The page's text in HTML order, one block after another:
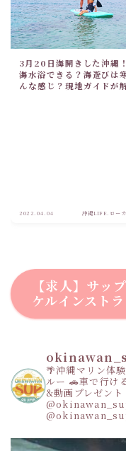
3月20日海開きした沖縄
海水浴できる？海遊びは
んな感じ？現地ガイドが
2022.04.04 沖縄LIFE.ロー
【求人】サッ
ケルインスト
🌴沖縄マリン体
ルー 🚗車で行け
&動画プレゼント